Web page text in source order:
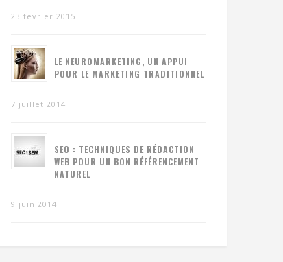
23 février 2015
LE NEUROMARKETING, UN APPUI
POUR LE MARKETING TRADITIONNEL
7 juillet 2014
SEO : TECHNIQUES DE RÉDACTION
WEB POUR UN BON RÉFÉRENCEMENT
NATUREL
9 juin 2014